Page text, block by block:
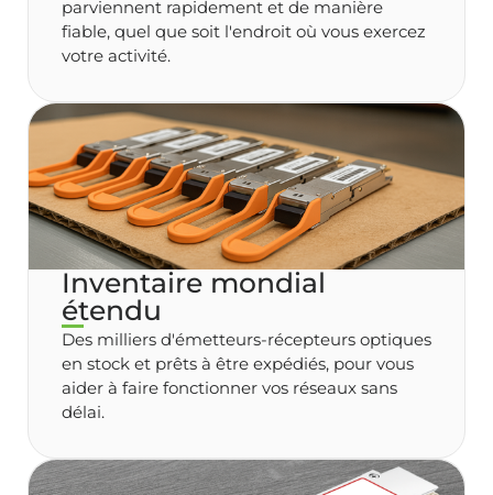
parviennent rapidement et de manière
fiable, quel que soit l'endroit où vous exercez
votre activité.
Inventaire mondial
étendu
Des milliers d'émetteurs-récepteurs optiques
en stock et prêts à être expédiés, pour vous
aider à faire fonctionner vos réseaux sans
délai.